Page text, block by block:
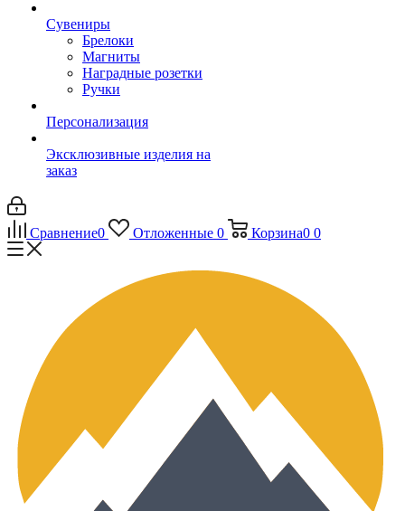
Сувениры
Брелоки
Магниты
Наградные розетки
Ручки
Персонализация
Эксклюзивные изделия на
заказ
Сравнение0 Отложенные 0 Корзина0 0